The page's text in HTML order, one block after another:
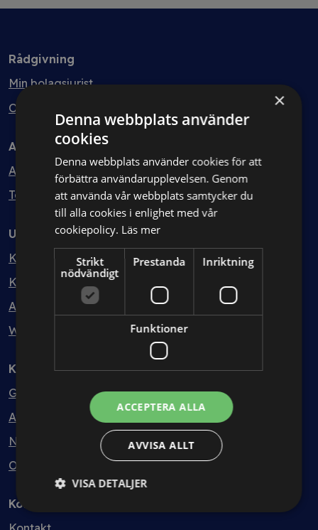
Rådgivning
Min bolagsjurist
Ombud
Avtal
Avtalshantering
Testa kostnadsfritt
Utbildning
Kurser
Kurspaket
Abonnemang
Webbinarium
Kunskapsbank
Guider
Avtalsmallar
Nyheter
Ordlista
Kontakt
×
Denna webbplats använder
cookies
Denna webbplats använder cookies för att
förbättra användarupplevelsen. Genom
att använda vår webbplats samtycker du
till alla cookies i enlighet med vår
cookiepolicy. Läs mer
Strikt
nödvändigt
Prestanda Inriktning
Funktioner
ACCEPTERA ALLA
AVVISA ALLT
VISA DETALJER